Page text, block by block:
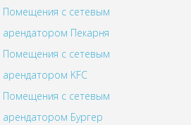
Помещения с сетевым
арендатором Пекарня
Помещения с сетевым
арендатором KFC
Помещения с сетевым
арендатором Бургер